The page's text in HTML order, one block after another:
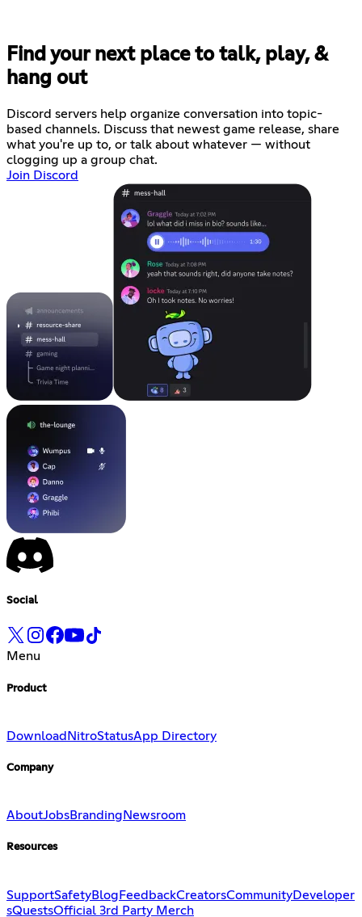
Find your next place to talk, play, &
hang out
Discord servers help organize conversation into topic-
based channels. Discuss that newest game release, share
what you're up to, or talk about whatever — without
clogging up a group chat.
Join Discord
Social
Menu
Product
Download NitroStatusApp Directory
Company
AboutJobsBranding Newsroom
Resources
SupportSafetyBlogFeedbackCreatorsCommunityDeveloper
sQuestsOfficial 3rd Party Merch